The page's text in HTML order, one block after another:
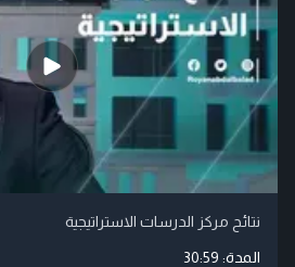
نتائح مركز الدرسات الاستراتيجية
المدة: 30:59